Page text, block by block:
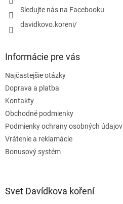
Sledujte nás na Facebooku
davidkovo.koreni/
Informácie pre vás
Najčastejšie otázky
Doprava a platba
Kontakty
Obchodné podmienky
Podmienky ochrany osobných údajov
Vrátenie a reklamácie
Bonusový systém
Svet Davídkova koření